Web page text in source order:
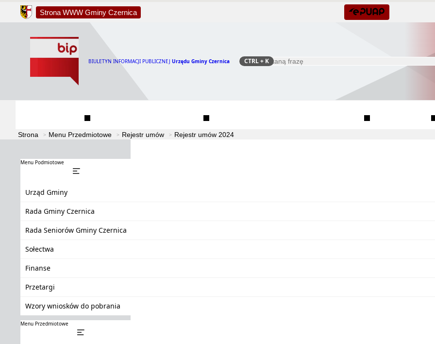
Strona WWW Gminy Czernica
BIULETYN INFORMACJI PUBLICZNEJ Urzędu Gminy Czernica Szukaj
CTRL+ K
Strona Menu Przedmiotowe Rejestr umów Rejestr umów 2024
Menu Podmiotowe
Urząd Gminy
Rada Gminy Czernica
Rada Seniorów Gminy Czernica
Sołectwa
Finanse
Przetargi
Wzory wniosków do pobrania
Menu Przedmiotowe